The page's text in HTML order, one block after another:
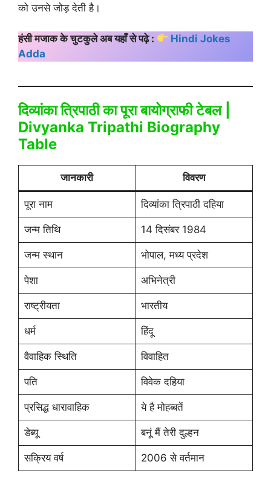
को उनसे जोड़ देती है।
हंसी मजाक के चुटकुले अब यहाँ से पढ़े :
Hindi Jokes
Adda
दिव्यांका त्रिपाठी का पूरा बायोग्राफी टेबल |
Divyanka Tripathi Biography
Table
जानकारी विवरण
पूरा नाम दिव्यांका त्रिपाठी दहिया
जन्म तिथि 14 दिसंबर 1984
जन्म स्थान भोपाल, मध्य प्रदेश
पेशा अभिनेत्री
राष्ट्रीयता भारतीय
धर्म हिंदू
वैवाहिक स्थिति विवाहित
पति विवेक दहिया
प्रसिद्ध धारावाहिक ये है मोहब्बतें
डेब्यू बनूं मैं तेरी दुल्हन
सक्रिय वर्ष 2006 से वर्तमान